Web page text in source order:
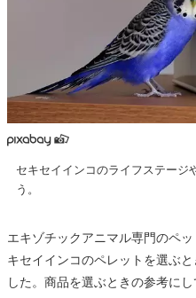
セキセイインコのライフステージ
う。
エキゾチックアニマル専門のペ
キセイインコのペレットを選ぶ
した。商品を選ぶときの参考にし